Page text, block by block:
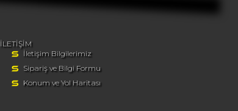
İLETİŞİM
İletişim Bilgilerimiz
Sipariş ve Bilgi Formu
Konum ve Yol Haritası